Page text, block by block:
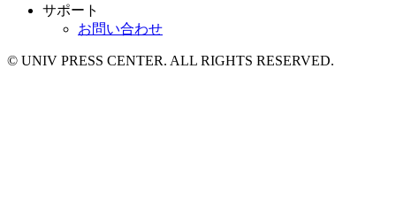
サポート
お問い合わせ
© UNIV PRESS CENTER. ALL RIGHTS RESERVED.